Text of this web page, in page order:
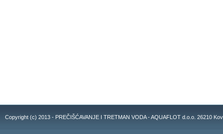
Copyright (c) 2013 - PREČIŠĆAVANJE I TRETMAN VODA - AQUAFLOT d.o.o. 26210